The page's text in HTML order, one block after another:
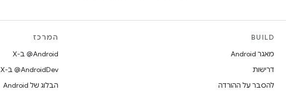
BUILD
מאגר Android
דרישות
להסבר על ההורדה
המרכז
‫‎@Android ב-X
‫‎@AndroidDev ב-X
הבלוג של Android